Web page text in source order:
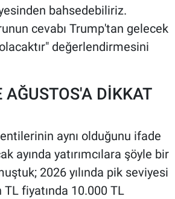
bahsedebiliriz.
cevabı Trump'tan gelecek
değerlendirmesini
DİKKAT
aynı olduğunu ifade
ayında yatırımcılara şöyle bir
2026 yılında pik seviyesi
fiyatında 10.000 TL